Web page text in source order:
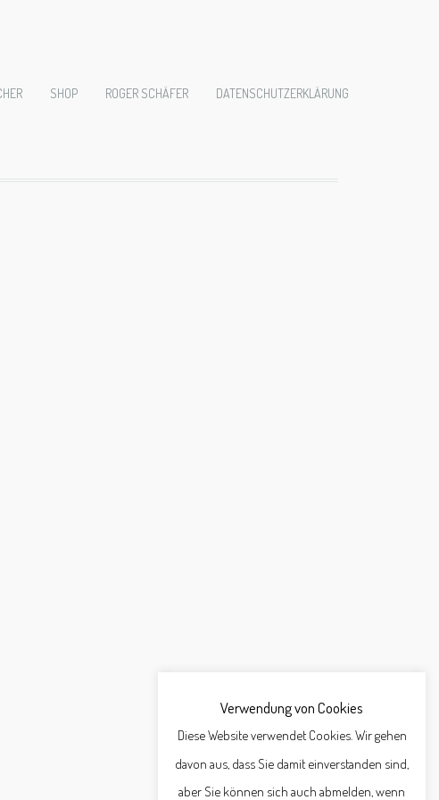
SHOP ROGER SCHÄFER DATENSCHUTZERKLÄRUNG
Verwendung von Cookies
Diese Website verwendet Cookies. Wir gehen
davon aus, dass Sie damit einverstanden sind,
aber Sie können sich auch abmelden, wenn